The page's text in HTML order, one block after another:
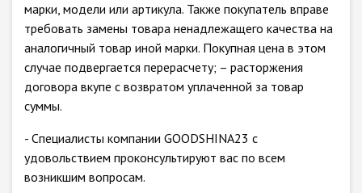
марки, модели или артикула. Также покупатель вправе
требовать замены товара ненадлежащего качества на
аналогичный товар иной марки. Покупная цена в этом
случае подвергается перерасчету; – расторжения
договора вкупе с возвратом уплаченной за товар
суммы.
- Специалисты компании GOODSHINA23 с
удовольствием проконсультируют вас по всем
возникшим вопросам.